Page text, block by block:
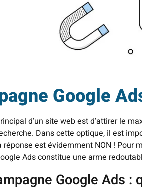
Google
d’un site web est d’attirer le
Dans cette optique, il est
réponse est évidemment NON ! Pour
Ads constitue une arme
Google Ads :